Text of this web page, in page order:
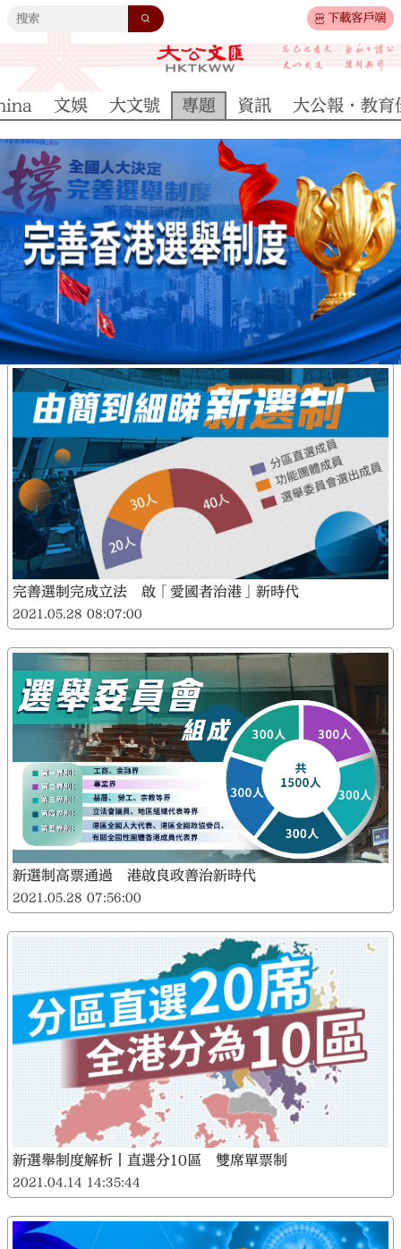
下載客戶端
大公文匯
文娛 大文號 專題 資訊 大公報·教育
制度解析
完善選制完成立法 啟「愛國者治港」新時代
2021.05.28 08:07:00
新選制高票通過 港啟良政善治新時代
2021.05.28 07:56:00
新選舉制度解析丨直選分10區 雙席單票制
2021.04.14 14:35:44